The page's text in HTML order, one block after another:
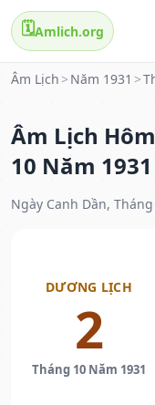
🗓️Amlich.org
Âm Lịch > Năm 1931 >
Âm Lịch
10 Năm 1931
Ngày Canh Dần,
DƯƠNG LỊCH
2
Tháng 10 Năm 1931